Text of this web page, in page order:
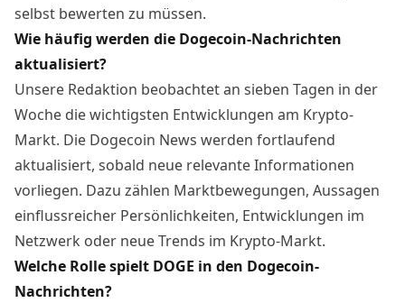
selbst bewerten zu müssen.
Wie häufig werden die Dogecoin-Nachrichten
aktualisiert?
Unsere Redaktion beobachtet an sieben Tagen in der
Woche die wichtigsten Entwicklungen am Krypto-
Markt. Die Dogecoin News werden fortlaufend
aktualisiert, sobald neue relevante Informationen
vorliegen. Dazu zählen Marktbewegungen, Aussagen
einflussreicher Persönlichkeiten, Entwicklungen im
Netzwerk oder neue Trends im Krypto-Markt.
Welche Rolle spielt DOGE in den Dogecoin-
Nachrichten?